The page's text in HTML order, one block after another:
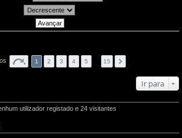
1 2 3 4 5 15
Ir para
utilizador registado e 24 visitantes